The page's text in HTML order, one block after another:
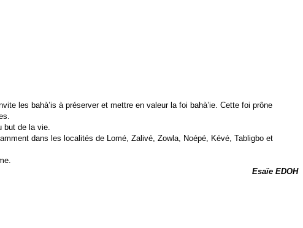
les bahà’is à préserver et mettre en valeur la foi bahà’ie. Cette foi prône
but de la vie.
dans les localités de Lomé, Zalivé, Zowla, Noépé, Kévé, Tabligbo et
Esaïe EDOH